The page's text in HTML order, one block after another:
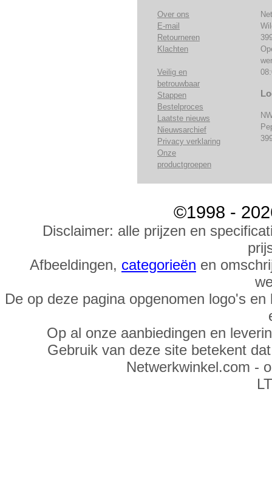
Over ons
E-mail
Retourneren
Klachten
Veilig en
betrouwbaar
Stappen
Bestelproces
Laatste nieuws
Nieuwsarchief
Privacy verklaring
Onze
productgroepen
©1998 -
Disclaimer: alle prijzen en
Afbeeldingen, categorieën en
De op deze pagina opgenomen logo's
Op al onze aanbiedingen en
Gebruik van deze site betekent
Netwerkwinkel.com -